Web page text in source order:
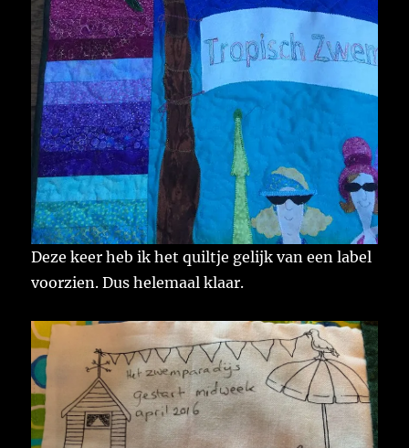
Deze keer heb ik het quiltje gelijk van een label
voorzien. Dus helemaal klaar.